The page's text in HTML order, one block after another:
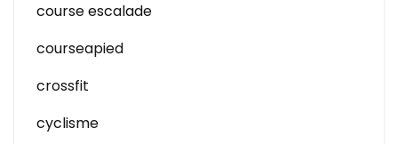
course escalade
courseapied
crossfit
cyclisme